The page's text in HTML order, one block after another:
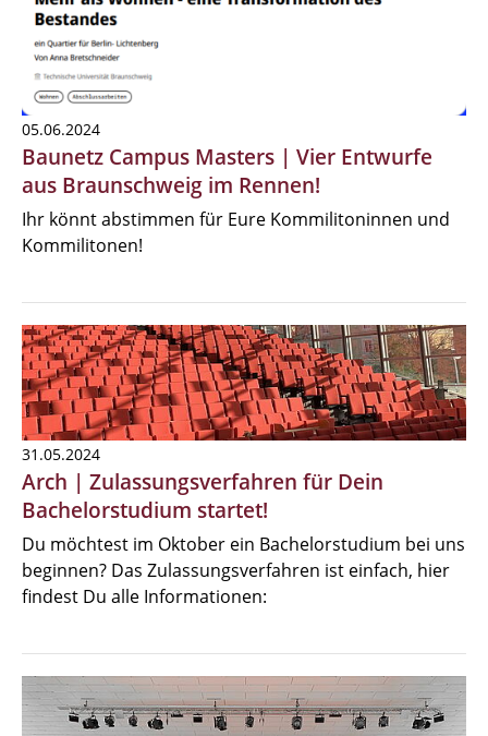
05.06.2024
Baunetz Campus Masters | Vier Entwurfe
aus Braunschweig im Rennen!
Ihr könnt abstimmen für Eure Kommilitoninnen und
Kommilitonen!
31.05.2024
Arch | Zulassungsverfahren für Dein
Bachelorstudium startet!
Du möchtest im Oktober ein Bachelorstudium bei uns
beginnen? Das Zulassungsverfahren ist einfach, hier
findest Du alle Informationen: